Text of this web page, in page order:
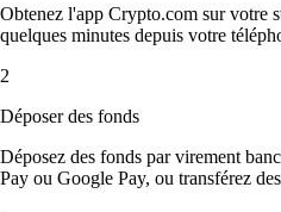
Obtenez l'app Crypto.com sur votre
quelques minutes depuis votre
2
Déposer des fonds
Déposez des fonds par virement
Pay ou Google Pay, ou transférez